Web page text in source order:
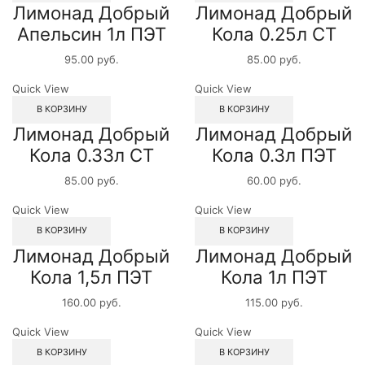
Лимонад Добрый
Апельсин 1л ПЭТ
95.00 руб.
Лимонад Добрый
Кола 0.25л СТ
85.00 руб.
Quick View
В КОРЗИНУ
Лимонад Добрый
Кола 0.33л СТ
85.00 руб.
Quick View
В КОРЗИНУ
Лимонад Добрый
Кола 0.3л ПЭТ
60.00 руб.
Quick View
В КОРЗИНУ
Лимонад Добрый
Кола 1,5л ПЭТ
160.00 руб.
Quick View
В КОРЗИНУ
Лимонад Добрый
Кола 1л ПЭТ
115.00 руб.
Quick View
В КОРЗИНУ
Quick View
В КОРЗИНУ